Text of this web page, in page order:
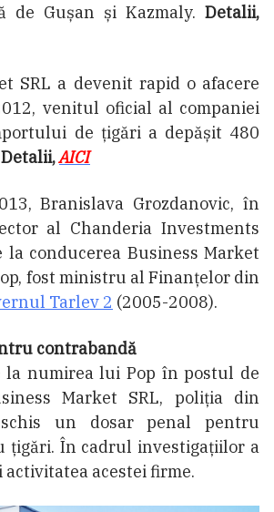
de Gușan și Kazmaly. Detalii,
SRL a devenit rapid o afacere
venitul oficial al companiei
de țigări a depășit 480
Detalii,AICI
Branislava Grozdanovic, în
al Chanderia Investments
conducerea Business Market
fost ministru al Finanțelor din
Tarlev 2 (2005-2008).
contrabandă
la numirea lui Pop în postul de
Market SRL, poliția din
un dosar penal pentru
țigări. În cadrul investigațiilor a
acestei firme.